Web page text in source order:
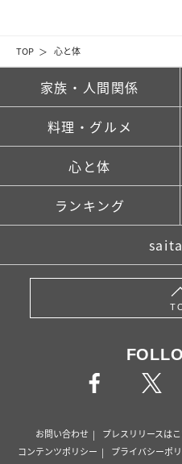
TOP 心と体
家族・人間関係
料理・グルメ
心と体
ランキング
お問い合わせ プレスリリースは
コンテンツポリシー
プライバシーポ